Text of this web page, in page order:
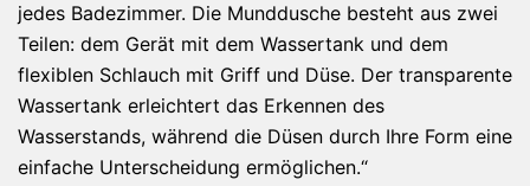
jedes Badezimmer. Die Munddusche besteht aus zwei
Teilen: dem Gerät mit dem Wassertank und dem
flexiblen Schlauch mit Griff und Düse. Der transparente
Wassertank erleichtert das Erkennen des
Wasserstands, während die Düsen durch Ihre Form eine
einfache Unterscheidung ermöglichen.“